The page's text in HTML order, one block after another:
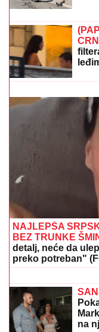
"Kako ga nije
Asmina da joj je
spremna da se
devojke za pare"
(22)